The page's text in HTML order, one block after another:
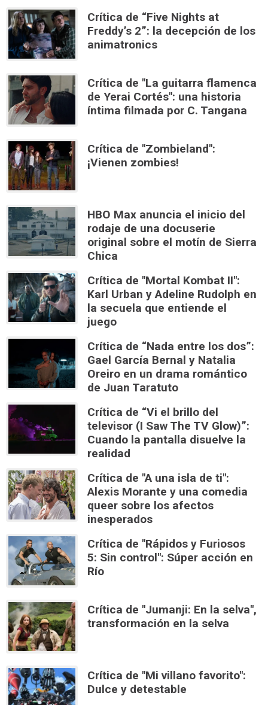
Crítica de “Five Nights at
Freddy’s 2”: la decepción de los
animatronics
Crítica de "La guitarra flamenca
de Yerai Cortés": una historia
íntima filmada por C. Tangana
Crítica de "Zombieland":
¡Vienen zombies!
HBO Max anuncia el inicio del
rodaje de una docuserie
original sobre el motín de Sierra
Chica
Crítica de "Mortal Kombat II":
Karl Urban y Adeline Rudolph en
la secuela que entiende el
juego
Crítica de “Nada entre los dos”:
Gael García Bernal y Natalia
Oreiro en un drama romántico
de Juan Taratuto
Crítica de “Vi el brillo del
televisor (I Saw The TV Glow)”:
Cuando la pantalla disuelve la
realidad
Crítica de "A una isla de ti":
Alexis Morante y una comedia
queer sobre los afectos
inesperados
Crítica de "Rápidos y Furiosos
5: Sin control": Súper acción en
Río
Crítica de "Jumanji: En la selva",
transformación en la selva
Crítica de "Mi villano favorito":
Dulce y detestable